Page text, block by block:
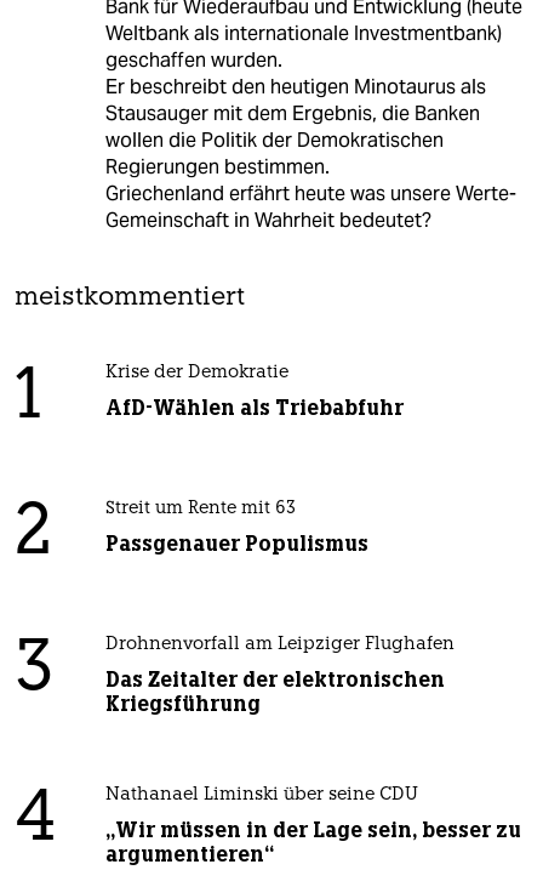
Bank für Wiederaufbau und Entwicklung (heute
Weltbank als internationale Investmentbank)
geschaffen wurden.
Er beschreibt den heutigen Minotaurus als
Stausauger mit dem Ergebnis, die Banken
wollen die Politik der Demokratischen
Regierungen bestimmen.
Griechenland erfährt heute was unsere Werte-
Gemeinschaft in Wahrheit bedeutet?
meistkommentiert
1 Krise der Demokratie
AfD-Wählen als Triebabfuhr
2 Streit um Rente mit 63
Passgenauer Populismus
3 Drohnenvorfall am Leipziger Flughafen
Das Zeitalter der elektronischen
Kriegsführung
4 Nathanael Liminski über seine CDU
„Wir müssen in der Lage sein, besser zu
argumentieren“